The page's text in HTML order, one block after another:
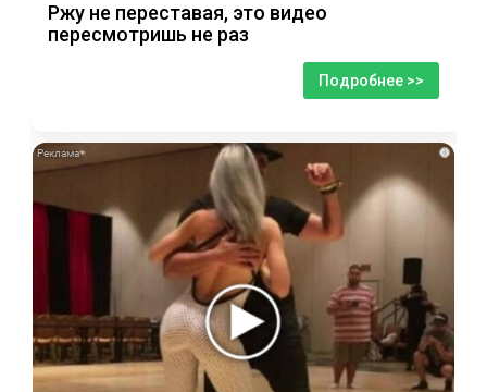
Ржу не переставая, это видео
пересмотришь не раз
Подробнее >>
i